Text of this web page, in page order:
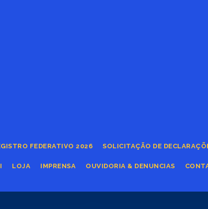
FEDERATIVO 2026 SOLICITAÇÃO DE
LOJA IMPRENSA OUVIDORIA & DENUNCIAS